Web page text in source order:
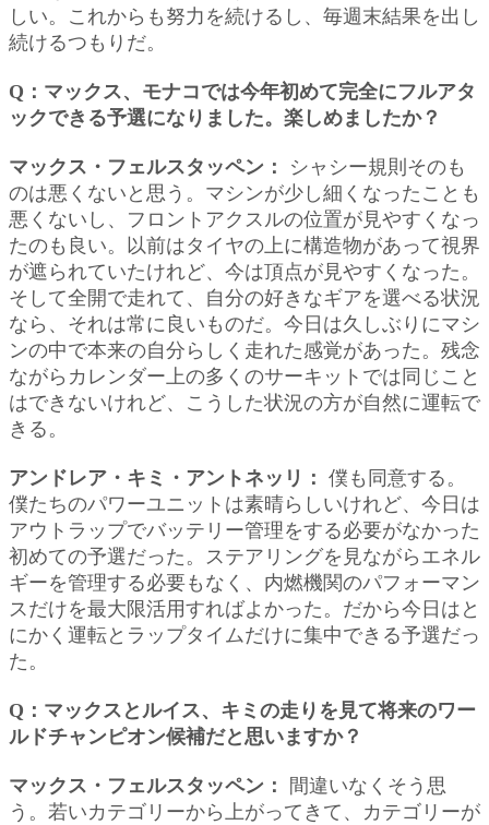
しい。これからも努力を続けるし、毎週末結果を出し
続けるつもりだ。
Q：マックス、モナコでは今年初めて完全にフルアタ
ックできる予選になりました。楽しめましたか？
マックス・フェルスタッペン：
シャシー規則そのも
のは悪くないと思う。マシンが少し細くなったことも
悪くないし、フロントアクスルの位置が見やすくなっ
たのも良い。以前はタイヤの上に構造物があって視界
が遮られていたけれど、今は頂点が見やすくなった。
そして全開で走れて、自分の好きなギアを選べる状況
なら、それは常に良いものだ。今日は久しぶりにマシ
ンの中で本来の自分らしく走れた感覚があった。残念
ながらカレンダー上の多くのサーキットでは同じこと
はできないけれど、こうした状況の方が自然に運転で
きる。
アンドレア・キミ・アントネッリ： 僕も同意する。
僕たちのパワーユニットは素晴らしいけれど、今日は
アウトラップでバッテリー管理をする必要がなかった
初めての予選だった。ステアリングを見ながらエネル
ギーを管理する必要もなく、内燃機関のパフォーマン
スだけを最大限活用すればよかった。だから今日はと
にかく運転とラップタイムだけに集中できる予選だっ
た。
Q：マックスとルイス、キミの走りを見て将来のワー
ルドチャンピオン候補だと思いますか？
マックス・フェルスタッペン：
間違いなくそう思
う。若いカテゴリーから上がってきて、カテゴリーが